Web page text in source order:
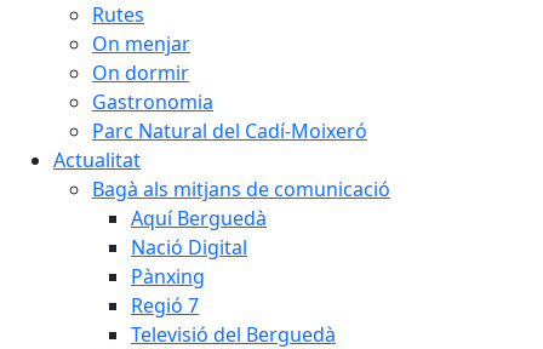
Rutes
On menjar
On dormir
Gastronomia
Parc Natural del Cadí-Moixeró
Actualitat
Bagà als mitjans de comunicació
Aquí Berguedà
Nació Digital
Pànxing
Regió 7
Televisió del Berguedà